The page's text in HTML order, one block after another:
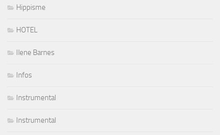
Hippisme
HOTEL
Ilene Barnes
Infos
Instrumental
Instrumental